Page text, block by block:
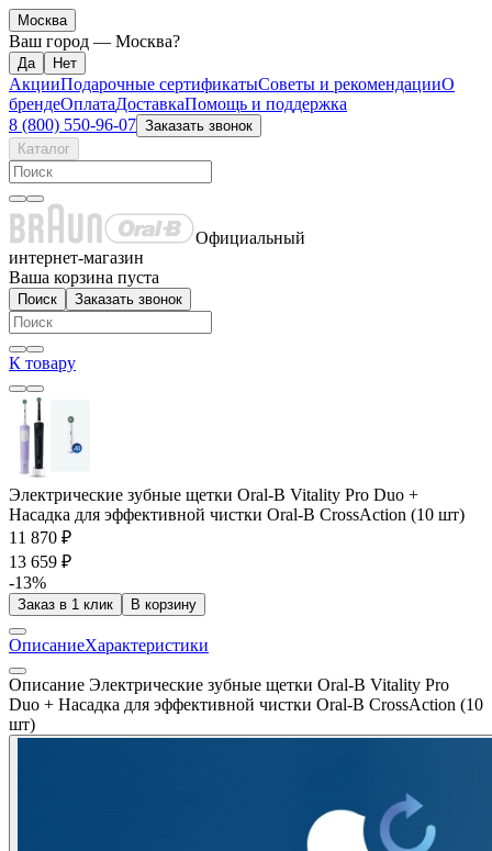
Москва
Ваш город — Москва?
АкцииПодарочные сертификатыСоветы и рекомендацииО
брендеОплатаДоставкаПомощь и поддержка
8 (800) 550-96-07 Заказать звонок
Каталог
Официальный
интернет-магазин
Ваша корзина пуста
Поиск Заказать звонок
К товару
Электрические зубные щетки Oral-B Vitality Pro Duo +
Насадка для эффективной чистки Oral-B CrossAction (10 шт)
11 870 ₽
13 659 ₽
-13%
Заказ в 1 клик В корзину
ОписаниеХарактеристики
Описание Электрические зубные щетки Oral-B Vitality Pro
Duo + Насадка для эффективной чистки Oral-B CrossAction (10
шт)